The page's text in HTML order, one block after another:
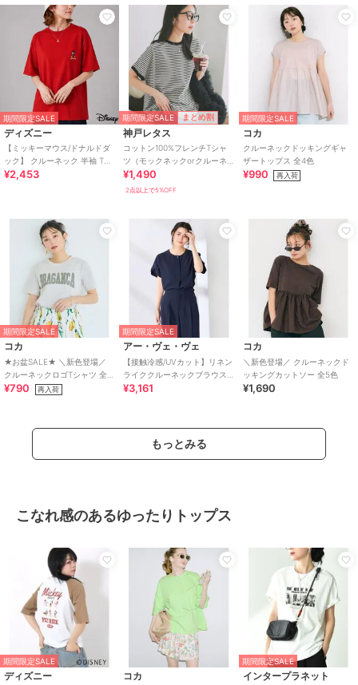
期間限定SALE
ディズニー
【ミッキーマウス/ドナルドダ
ック】 クルーネック 半袖 Tシ
ャツ メンズ レディース
¥2,453
期間限定SALE まとめ割
神戸レタス
コットン100%フレンチTシャ
ツ（モックネックorクルーネ
ック） [C4819]
¥1,490
2点以上で5%OFF
期間限定SALE
コカ
クルーネックドッキングギャ
ザートップス 全4色
¥990 再入荷
期間限定SALE
コカ
★お盆SALE★ ＼新色登場／
クルーネックロゴTシャツ 全4
色
¥790 再入荷
期間限定SALE
アー・ヴェ・ヴェ
【接触冷感/UVカット】リネン
ライククルーネックブラウス
【セットアップ対応/アンチピ
¥3,161
コカ
＼新色登場／ クルーネックド
ッキングカットソー 全5色
¥1,690
もっとみる
こなれ感のあるゆったりトップス
期間限定SALE
ディズニー コカ
期間限定SALE
インタープラネット